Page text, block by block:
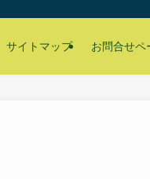
サイトマップ お問合せペ